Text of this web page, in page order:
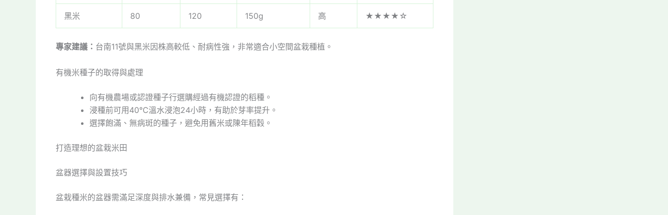
黑米 80 120 150g 高 ★★★★☆
專家建議： 台南11號與黑米因株高較低、耐病性強，非常適合小空間盆栽種植。
有機米種子的取得與處理
向有機農場或認證種子行選購經過有機認證的稻種。
浸種前可用40°C溫水浸泡24小時，有助於芽率提升。
選擇飽滿、無病斑的種子，避免用舊米或陳年稻穀。
打造理想的盆栽米田
盆器選擇與設置技巧
盆栽種米的盆器需滿足深度與排水兼備，常見選擇有：